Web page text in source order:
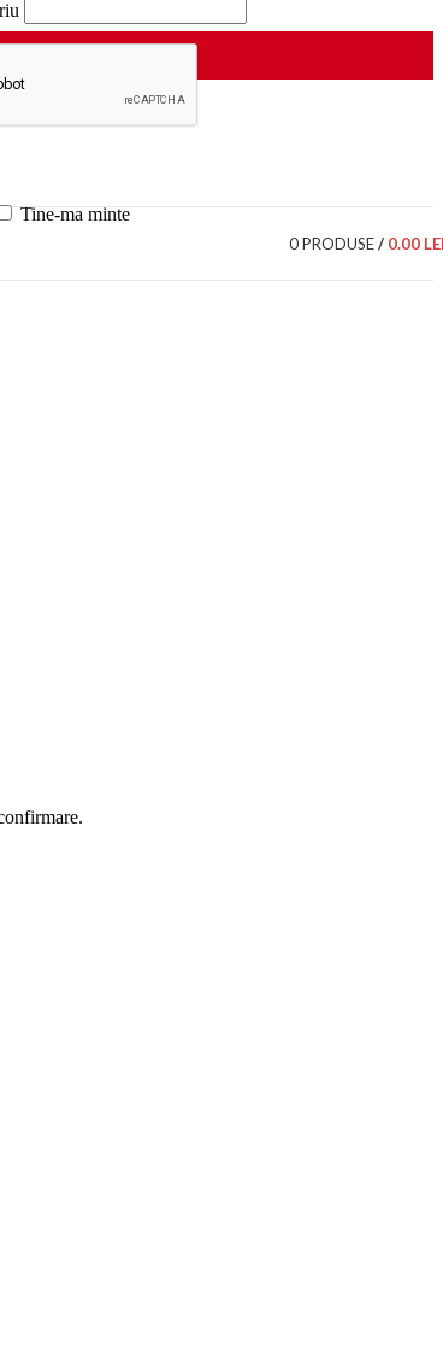
Tine-ma minte
0PRODUSE/ 0.00